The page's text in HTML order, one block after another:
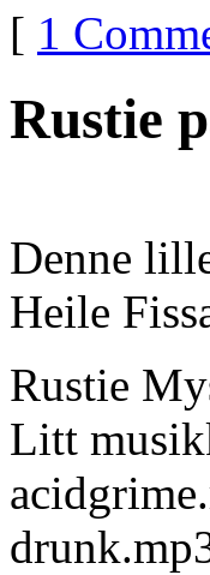
[ 1
Rustie
Denne
Heile
Rustie
Litt